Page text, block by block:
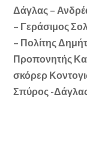
Δάγλας –
– Γεράσιμος
– Πολίτης
Προπονητής
σκόρερ
Σπύρος -